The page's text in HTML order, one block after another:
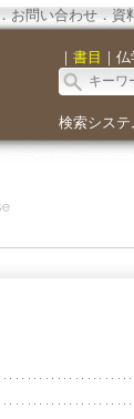
お問い合わせ． 資
｜ 書目 ｜ 仏
検索システ